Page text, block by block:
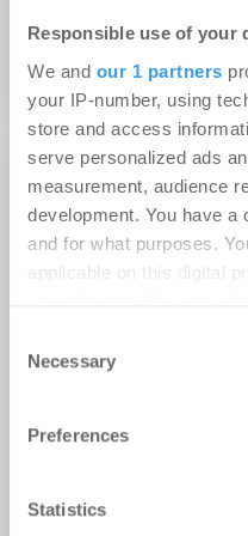
Responsible use of your
We and our 1 partners
your IP-number, using
store and access
serve personalized ads
measurement, audience
development. You have a
and for what purposes.
applicable on this digital
the Privacy trigger icon.
Find out more about how
and set your preferences
We use cookies to
provide social media
Selection
Necessary
Preferences
Statistics
Westside Living in
Wohnen | Projekte
QUARTERBACK